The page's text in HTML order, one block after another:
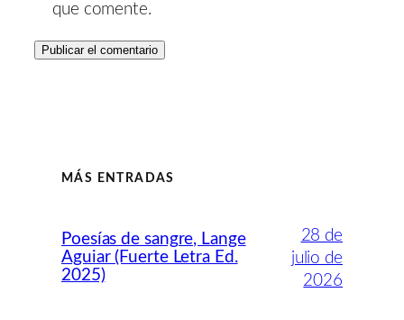
que comente.
MÁS ENTRADAS
Poesías de sangre, Lange
Aguiar (Fuerte Letra Ed.
2025)
28 de
julio de
2026